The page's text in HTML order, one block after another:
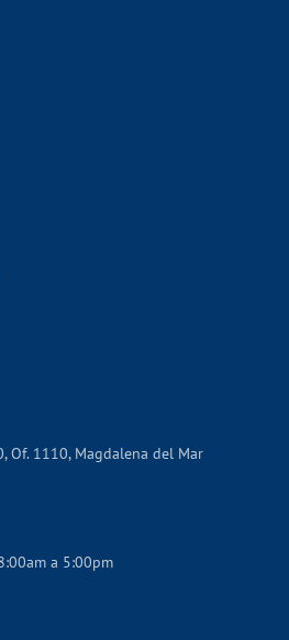
Of. 1110, Magdalena del Mar
a 5:00pm